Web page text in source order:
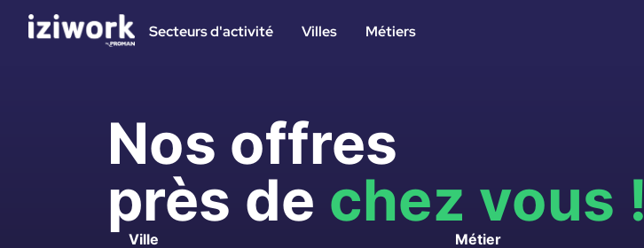
Secteurs d'activité Villes Métiers
Nos offres
près de chez vous !
Ville Métier